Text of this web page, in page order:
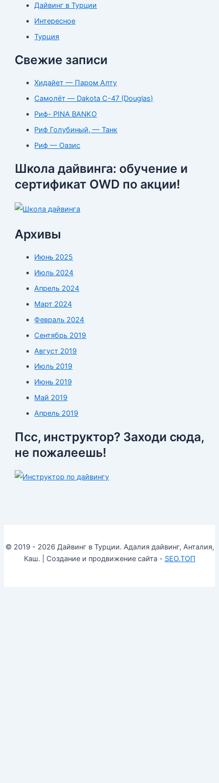
Дайвинг в Турции
Интересное
Турция
Свежие записи
Хидайет — Паром Алту
Самолёт — Dakota C-47 (Douglas)
Риф- PINA BANKO
Риф Голубиный, — Танк
Риф — Оазис
Школа дайвинга: обучение и
сертификат OWD по акции!
Архивы
Июнь 2025
Июль 2024
Апрель 2024
Март 2024
Февраль 2024
Сентябрь 2019
Август 2019
Июль 2019
Июнь 2019
Май 2019
Апрель 2019
Псс, инструктор? Заходи сюда,
не пожалеешь!
© 2019 - 2026 Дайвинг в Турции. Адалия дайвинг, Анталия,
Каш. | Создание и продвижение сайта - SEO.ТОП